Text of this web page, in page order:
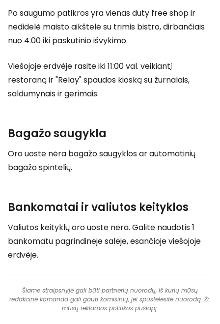
Po saugumo patikros yra vienasduty free shopir
nedidelė maisto aikštelė su trimis bistro, dirbančiais
nuo 4.00 iki paskutinio išvykimo.
Viešojoje erdvėje rasite iki 11:00 val. veikiantį
restoraną ir "Relay" spaudos kioską su žurnalais,
saldumynais ir gėrimais.
Bagažo saugykla
Oro uoste nėra bagažo saugyklos ar automatinių
bagažo spintelių.
Bankomatai ir valiutos keityklos
Valiutos keityklų oro uoste nėra. Galite naudotis 1
bankomatu pagrindinėje salėje, esančioje viešojoje
erdvėje.
Šiame straipsnyje gali būti partnerių nuorodų, iš kurių mūsų
redakcinė komanda gali gauti komisinių, jei spustelėsite nuorodą. Žr.
mūsų reklamos politikos puslapį.